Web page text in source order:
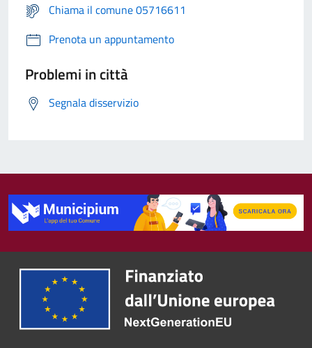
Chiama il comune 05716611
Prenota un appuntamento
Problemi in città
Segnala disservizio